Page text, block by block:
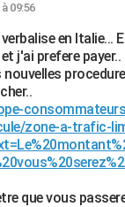
09:56
en Italie...
j'ai prefere payer..
nouvelles
zone-a-trafic-
que vous